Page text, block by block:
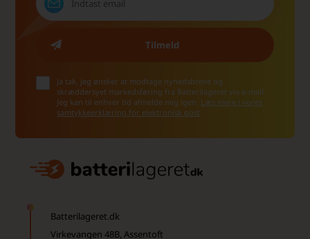
Ja tak, jeg ønsker at modtage nyhedsbreve og
skræddersyet markedsføring fra Batterilageret via e-mail.
Jeg kan til enhver tid afmelde mig igen. Læs mere i vores
samtykkeerklæring for elektronisk post
Batterilageret.dk
Virkevangen 48B, Assentoft